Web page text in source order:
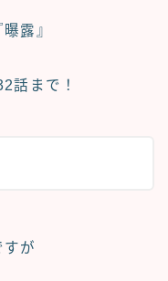
曝露』
話まで ！
が